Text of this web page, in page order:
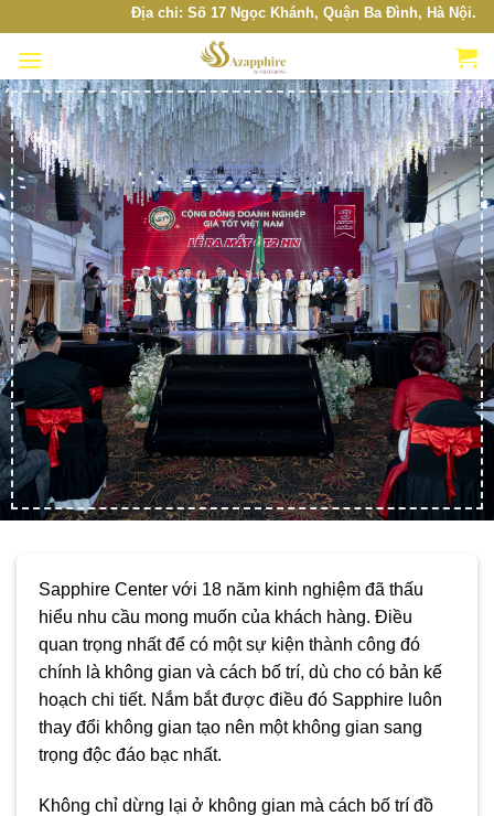
content
Địa chỉ: Số 17 Ngọc Khánh, Quận Ba Đình, Hà Nội. Hotline:
Sapphire Center với 18 năm kinh nghiệm đã thấu
hiểu nhu cầu mong muốn của khách hàng. Điều
quan trọng nhất để có một sự kiện thành công đó
chính là không gian và cách bố trí, dù cho có bản kế
hoạch chi tiết. Nắm bắt được điều đó Sapphire luôn
thay đổi không gian tạo nên một không gian sang
trọng độc đáo bạc nhất.
Không chỉ dừng lại ở không gian mà cách bố trí đồ